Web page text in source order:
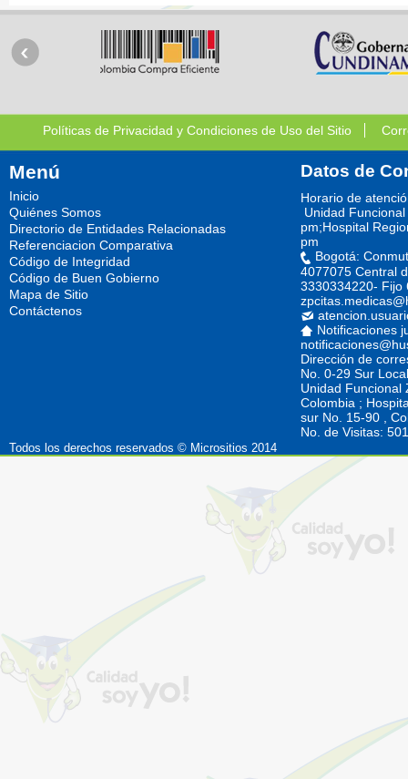
Políticas de Privacidad y Condiciones de Uso del Sitio
Menú
Inicio
Quiénes Somos
Directorio de Entidades Relacionadas
Referenciacion Comparativa
Código de Integridad
Código de Buen Gobierno
Mapa de Sitio
Contáctenos
Datos de
Horario de
Unidad
pm;Hospital
pm
Bogotá:
4077075 Central
3330334220-
Notificaciones
Dirección de
No. 0-29 Sur
Unidad Funcional
Colombia ;
sur No. 15-90 ,
No. de Visitas:
Todos los derechos reservados © Micrositios 2014